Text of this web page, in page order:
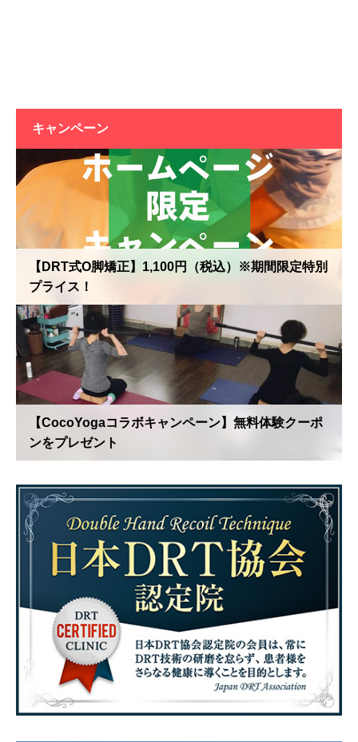
キャンペーン
【DRT式O脚矯正】1,100円（税込）※期間限定特別
プライス！
【CocoYogaコラボキャンペーン】無料体験クーポ
ンをプレゼント